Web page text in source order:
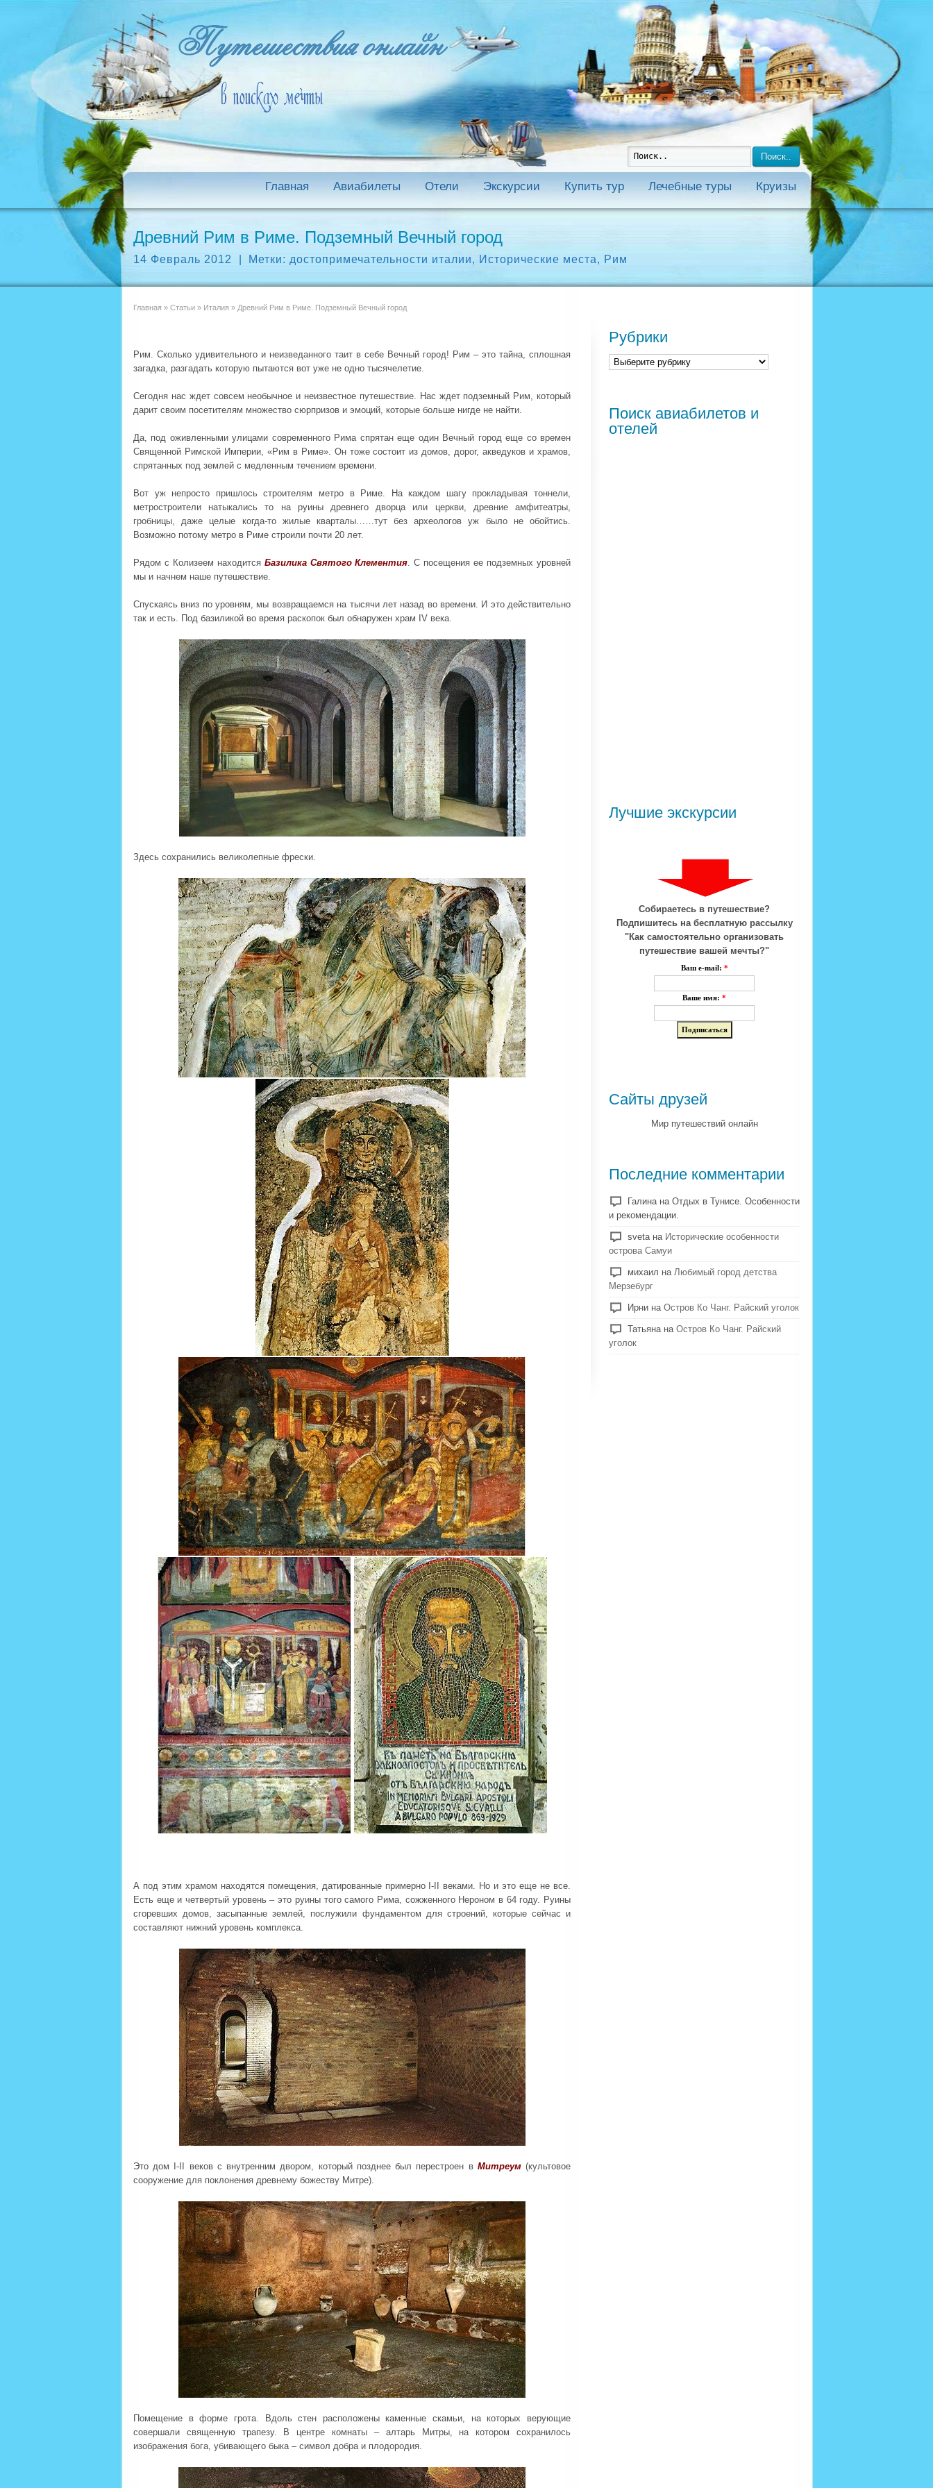
Поиск..
Главная Авиабилеты Отели Экскурсии Купить тур Лечебные туры Круизы
Древний Рим в Риме. Подземный Вечный город
14 Февраль 2012 Метки: достопримечательности италии, Исторические места, Рим
Главная » Статьи » Италия » Древний Рим в Риме. Подземный Вечный город
Рим. Сколько удивительного и неизведанного таит в себе Вечный город! Рим – это тайна, сплошная
загадка, разгадать которую пытаются вот уже не одно тысячелетие.
Сегодня нас ждет совсем необычное и неизвестное путешествие. Нас ждет подземный Рим, который
дарит своим посетителям множество сюрпризов и эмоций, которые больше нигде не найти.
Да, под оживленными улицами современного Рима спрятан еще один Вечный город еще со времен
Священной Римской Империи, «Рим в Риме». Он тоже состоит из домов, дорог, акведуков и храмов,
спрятанных под землей с медленным течением времени.
Вот уж непросто пришлось строителям метро в Риме. На каждом шагу прокладывая тоннели,
метростроители натыкались то на руины древнего дворца или церкви, древние амфитеатры,
гробницы, даже целые когда-то жилые кварталы……тут без археологов уж было не обойтись.
Возможно потому метро в Риме строили почти 20 лет.
Рядом с Колизеем находится Базилика Святого Клементия. С посещения ее подземных уровней
мы и начнем наше путешествие.
Спускаясь вниз по уровням, мы возвращаемся на тысячи лет назад во времени. И это действительно
так и есть. Под базиликой во время раскопок был обнаружен храм IV века.
Здесь сохранились великолепные фрески.
А под этим храмом находятся помещения, датированные примерно I-II веками. Но и это еще не все.
Есть еще и четвертый уровень – это руины того самого Рима, сожженного Нероном в 64 году. Руины
сгоревших домов, засыпанные землей, послужили фундаментом для строений, которые сейчас и
составляют нижний уровень комплекса.
Это дом I-II веков с внутренним двором, который позднее был перестроен в Митреум(культовое
сооружение для поклонения древнему божеству Митре).
Помещение в форме грота. Вдоль стен расположены каменные скамьи, на которых верующие
совершали священную трапезу. В центре комнаты – алтарь Митры, на котором сохранилось
изображения бога, убивающего быка – символ добра и плодородия.
Рубрики
Поиск авиабилетов и
отелей
Лучшие экскурсии
Собираетесь в путешествие?
Подпишитесь на бесплатную рассылку
"Как самостоятельно организовать
путешествие вашей мечты?"
Ваш e-mail: *
Ваше имя: *
Сайты друзей
Мир путешествий онлайн
Последние комментарии
Галина на Отдых в Тунисе. Особенности
и рекомендации.
sveta на Исторические особенности
острова Самуи
михаил на Любимый город детства
Мерзебург
Ирни на Остров Ко Чанг. Райский уголок
Татьяна на Остров Ко Чанг. Райский
уголок